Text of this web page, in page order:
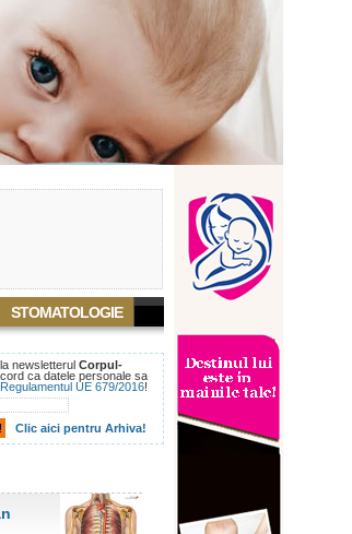
STOMATOLOGIE
la newsletterul Corpul-
ca datele personale sa
Regulamentul UE 679/2016!
Clic aici pentru Arhiva!